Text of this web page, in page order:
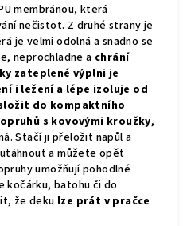
membránou, která
nečistot. Z druhé strany je
je velmi odolná a snadno se
neprochladne a chrání
zateplené výplni je
i ležení a lépe izoluje od
do kompaktního
s kovovými kroužky,
Stačí ji přeložit napůl a
a můžete opět
umožňují pohodlné
kočárku, batohu či do
že deku lze prát v pračce